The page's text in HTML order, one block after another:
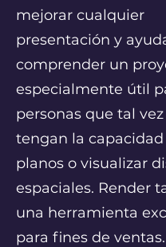
mejorar cualquier
presentación y
comprender un
especialmente útil
personas que tal
tengan la
planos o visualizar
espaciales. Render
una herramienta
para fines de